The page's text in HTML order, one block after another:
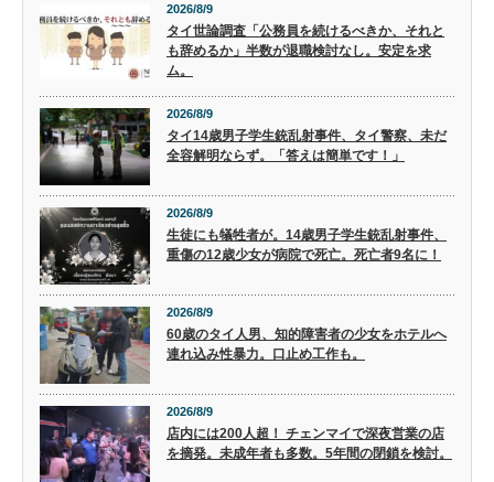
2026/8/9
タイ世論調査「公務員を続けるべきか、それと
も辞めるか」半数が退職検討なし。安定を求
ム。
2026/8/9
タイ14歳男子学生銃乱射事件、タイ警察、未だ
全容解明ならず。「答えは簡単です！」
2026/8/9
生徒にも犠牲者が。14歳男子学生銃乱射事件、
重傷の12歳少女が病院で死亡。死亡者9名に！
2026/8/9
60歳のタイ人男、知的障害者の少女をホテルへ
連れ込み性暴力。口止め工作も。
2026/8/9
店内には200人超！ チェンマイで深夜営業の店
を摘発。未成年者も多数。5年間の閉鎖を検討。